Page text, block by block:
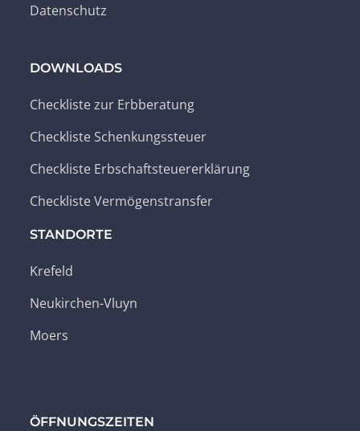
Datenschutz
DOWNLOADS
Checkliste zur Erbberatung
Checkliste Schenkungssteuer
Checkliste Erbschaftsteuererklärung
Checkliste Vermögenstransfer
STANDORTE
Krefeld
Neukirchen-Vluyn
Moers
ÖFFNUNGSZEITEN